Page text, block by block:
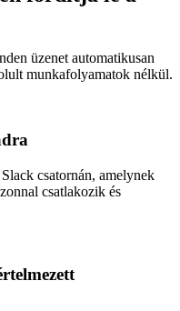
üzenet automatikusan
munkafolyamatok nélkül.
csatornán, amelynek
csatlakozik és